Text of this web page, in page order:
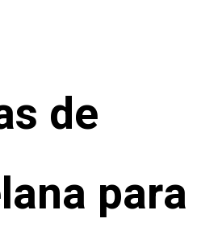
de
para